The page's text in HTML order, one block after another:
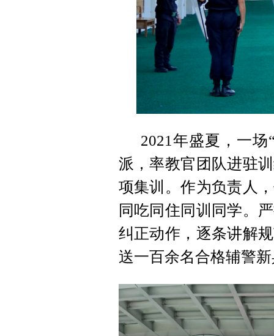
2021年盛夏，一
派，率教官团队进驻
项集训。作为负责人
同吃同住同训同学。
纠正动作，逐条讲解
送一百余名合格辅警